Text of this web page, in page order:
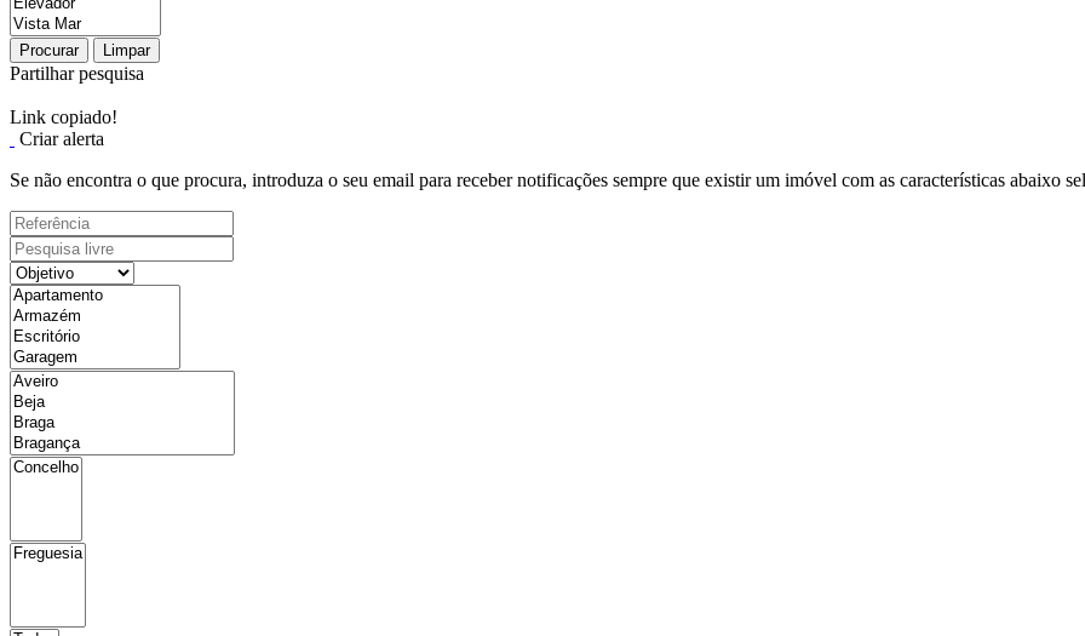
Procurar Limpar
Partilhar pesquisa
Link copiado!
Criar alerta
Se não encontra o que procura, introduza o seu email para receber notificações sempre que existir um imóvel com as características abaixo